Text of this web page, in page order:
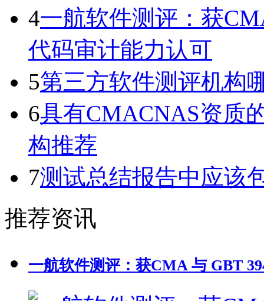
4一航软件测评：获
代码审计能力认可
5第三方软件测评机构
6具有CMACNAS资质
构推荐
7测试总结报告中应该
推荐资讯
一航软件测评：获CMA 与 GBT